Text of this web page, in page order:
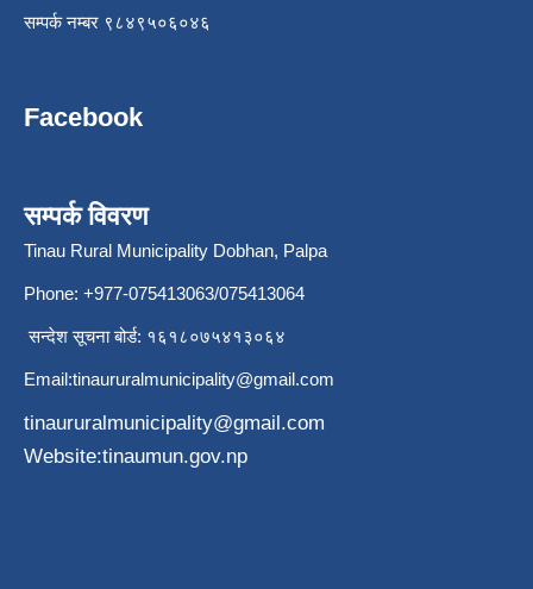
सम्पर्क नम्बर ९८४९५०६०४६
Facebook
सम्पर्क विवरण
Tinau Rural Municipality Dobhan, Palpa
Phone: +977-075413063/075413064
सन्देश सूचना बोर्ड: १६१८०७५४१३०६४
Email:tinaururalmunicipality@gmail.com
tinaururalmunicipality@gmail.com
Website:tinaumun.gov.np